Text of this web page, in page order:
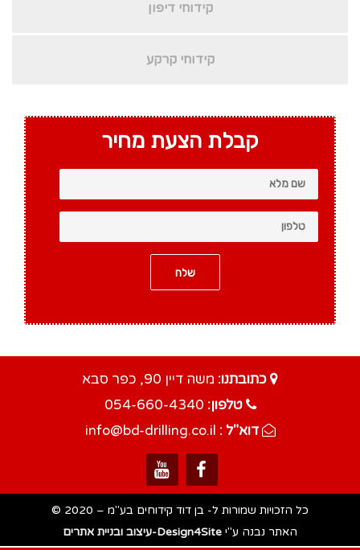
קידוחי דיפון
קידוחי קרקע
קבלת הצעת מחיר
כתובתנו: משה דיין 90, כפר סבא
טלפון: 054-660-4340
דוא"ל : info@bd-drilling.co.il
כל הזכויות שמורות ל- בן דוד קידוחים בע"מ – 2020 ©
האתר נבנה ע"י Design4Site-עיצוב ובניית אתרים